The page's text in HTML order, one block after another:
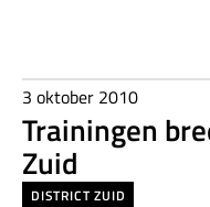
3 oktober 2010
Trainingen
Zuid
DISTRICT ZUID